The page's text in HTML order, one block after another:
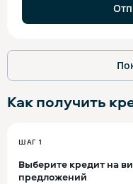
Как получить
ШАГ 1
Выберите кредит на
предложений